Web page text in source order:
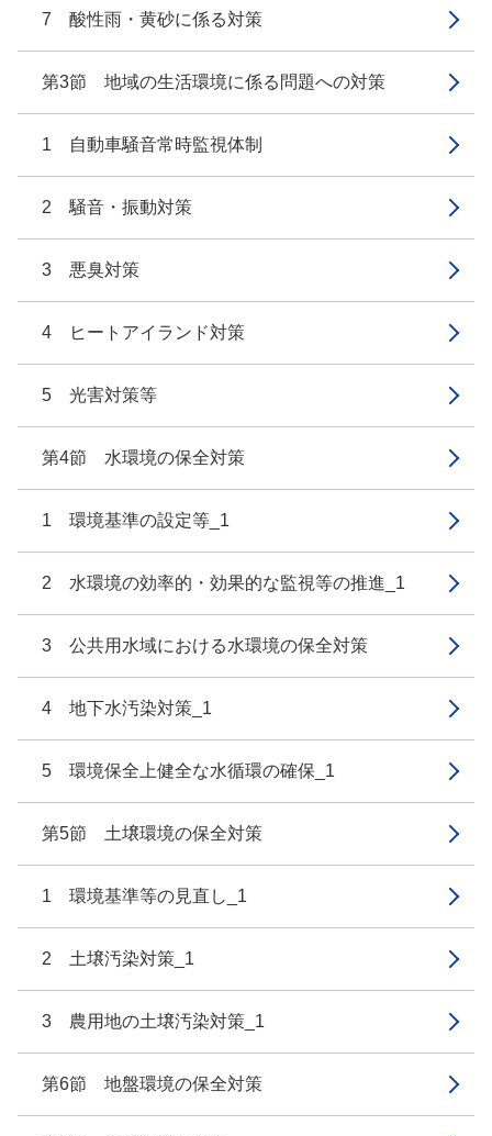
7 酸性雨・黄砂に係る対策
第3節 地域の生活環境に係る問題への対策
1 自動車騒音常時監視体制
2 騒音・振動対策
3 悪臭対策
4 ヒートアイランド対策
5 光害対策等
第4節 水環境の保全対策
1 環境基準の設定等_1
2 水環境の効率的・効果的な監視等の推進_1
3 公共用水域における水環境の保全対策
4 地下水汚染対策_1
5 環境保全上健全な水循環の確保_1
第5節 土壌環境の保全対策
1 環境基準等の見直し_1
2 土壌汚染対策_1
3 農用地の土壌汚染対策_1
第6節 地盤環境の保全対策